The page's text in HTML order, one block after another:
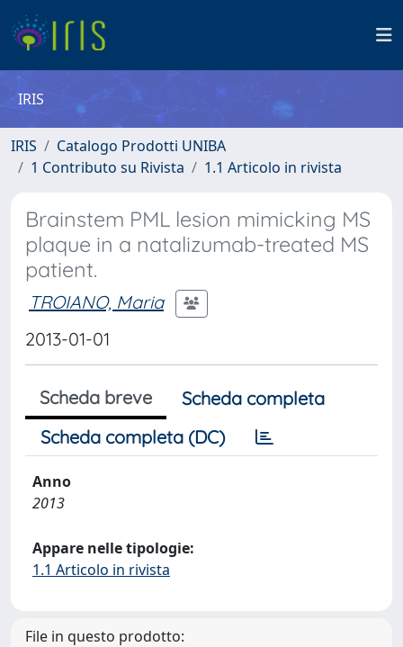
IRIS
IRIS
Catalogo Prodotti UNIBA
1 Contributo su Rivista
1.1 Articolo in rivista
Brainstem PML lesion mimicking MS
plaque in a natalizumab-treated MS
patient.
TROIANO, Maria
2013-01-01
Scheda breve
Scheda completa
Scheda completa (DC)
Anno
2013
Appare nelle tipologie:
1.1 Articolo in rivista
File in questo prodotto: